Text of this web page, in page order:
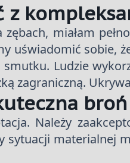
z
zębach, miałam
uświadomić sobie,
Ludzie
zagraniczną.
Należy
sytuacji materialnej